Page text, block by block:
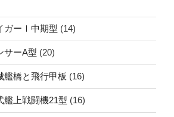
ーⅠ中期型 (14)
ーA型 (20)
橋と飛行甲板 (16)
上戦闘機21型 (16)